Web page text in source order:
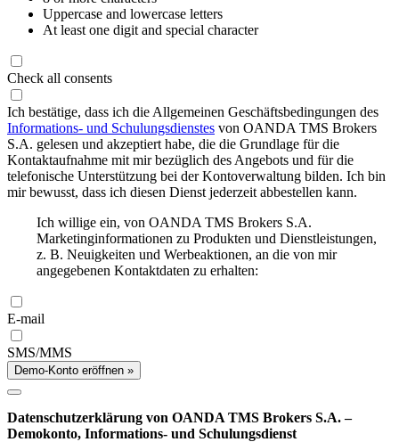
Uppercase and lowercase letters
At least one digit and special character
Check all consents
Ich bestätige, dass ich die Allgemeinen Geschäftsbedingungen des
Informations- und Schulungsdienstes von OANDA TMS Brokers
S.A. gelesen und akzeptiert habe, die die Grundlage für die
Kontaktaufnahme mit mir bezüglich des Angebots und für die
telefonische Unterstützung bei der Kontoverwaltung bilden. Ich bin
mir bewusst, dass ich diesen Dienst jederzeit abbestellen kann.
Ich willige ein, von OANDA TMS Brokers S.A.
Marketinginformationen zu Produkten und Dienstleistungen,
z. B. Neuigkeiten und Werbeaktionen, an die von mir
angegebenen Kontaktdaten zu erhalten:
E-mail
SMS/MMS
Demo-Konto eröffnen »
Datenschutzerklärung von OANDA TMS Brokers S.A. –
Demokonto, Informations- und Schulungsdienst